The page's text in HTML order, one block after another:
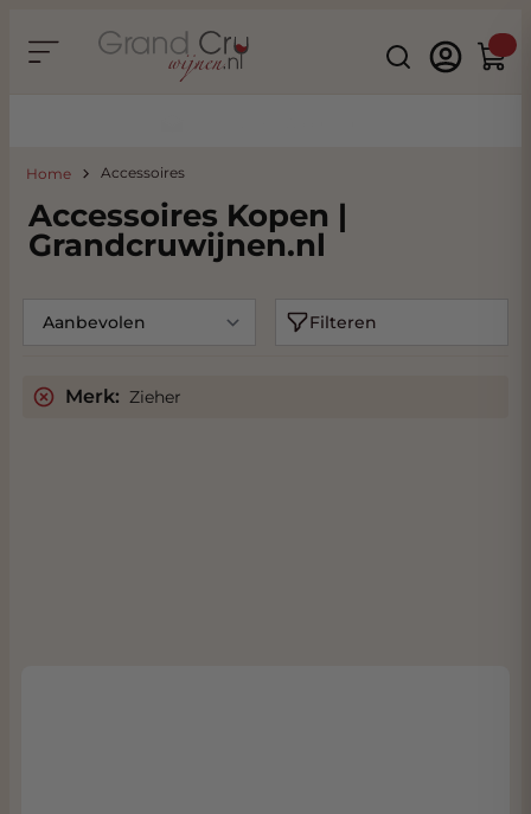
Search
Home Accessoires
Accessoires Kopen |
Grandcruwijnen.nl
Filteren
Merk: Zieher